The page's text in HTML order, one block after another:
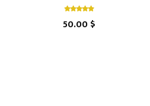
50.00 $